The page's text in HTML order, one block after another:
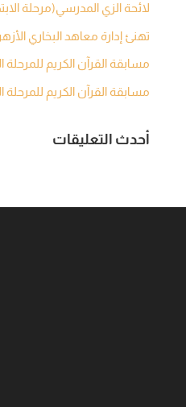
لائحة الزي المدرسي(مرحلة
تهنئ إدارة معاهد البخاري
مسابقة القرآن الكريم للمرحلة
مسابقة القرآن الكريم للمرحلة
أحدث التعليقات